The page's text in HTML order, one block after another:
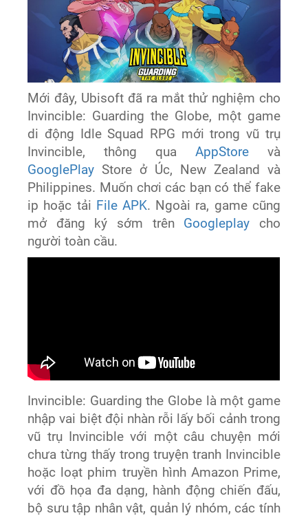
Mới đây, Ubisoft đã ra mắt thử nghiệm cho
Invincible: Guarding the Globe, một game
di động Idle Squad RPG mới trong vũ trụ
Invincible, thông qua AppStorevà
GooglePlay Store ở Úc, New Zealand và
Philippines. Muốn chơi các bạn có thể fake
ip hoặc tải File APK. Ngoài ra, game cũng
mở đăng ký sớm trên Googleplay cho
người toàn cầu.
Invincible: Guarding the Globe là một game
nhập vai biệt đội nhàn rỗi lấy bối cảnh trong
vũ trụ Invincible với một câu chuyện mới
chưa từng thấy trong truyện tranh Invincible
hoặc loạt phim truyền hình Amazon Prime,
với đồ họa đa dạng, hành động chiến đấu,
bộ sưu tập nhân vật, quản lý nhóm, các tính